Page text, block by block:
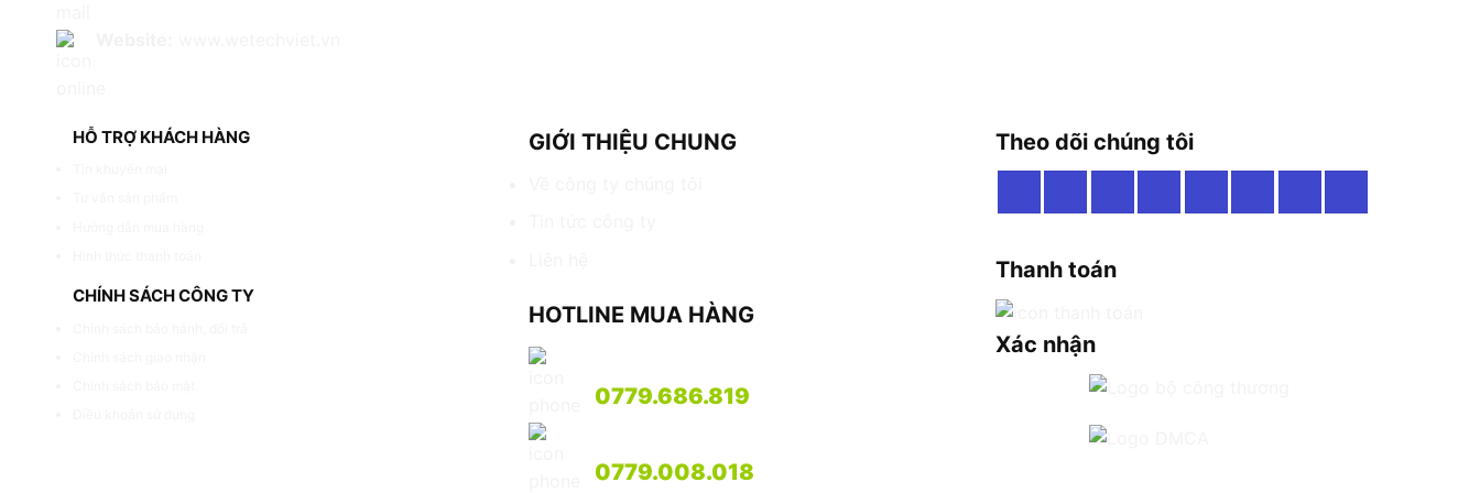
HỖ TRỢ KHÁCH HÀNG
CHÍNH SÁCH CÔNG TY
GIỚI THIỆU CHUNG
HOTLINE MUA HÀNG
0779.686.819
0779.008.018
Theo dõi chúng tôi
Thanh toán
Xác nhận